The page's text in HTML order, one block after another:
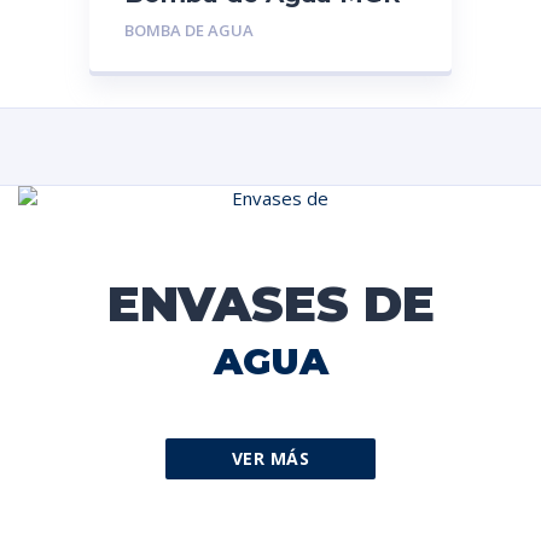
6046: Aveo- Lanos
Chevrolet |
BOMBA DE AGUA
ENVASES DE
AGUA
VER MÁS